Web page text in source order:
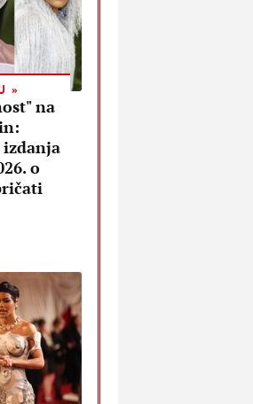
na
o